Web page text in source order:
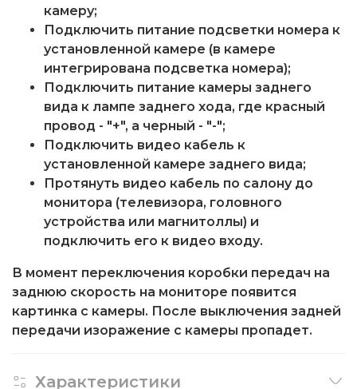
камеру;
Подключить питание подсветки номера к
установленной камере (в камере
интегрирована подсветка номера);
Подключить питание камеры заднего
вида к лампе заднего хода, где красный
провод - "+", а черный - "-";
Подключить видео кабель к
установленной камере заднего вида;
Протянуть видео кабель по салону до
монитора (телевизора, головного
устройства или магнитоллы) и
подключить его к видео входу.
В момент переключения коробки передач на
заднюю скорость на мониторе появится
картинка с камеры. После выключения задней
передачи изоражение с камеры пропадет.
Характеристики